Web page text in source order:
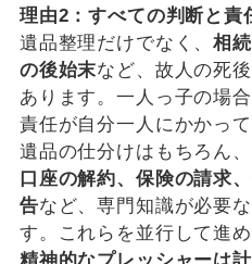
理由2：すべての判断と責
遺品整理だけでなく、相
の後始末など、故人の死
あります。一人っ子の場
責任が自分一人にかかって
遺品の仕分けはもちろん、
口座の解約、保険の請求
告など、専門知識が必要
す。これらを並行して進